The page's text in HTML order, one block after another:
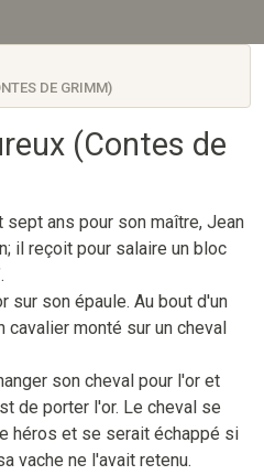
DE GRIMM)
(Contes de
ans pour son maître, Jean
il reçoit pour salaire un bloc
sur son épaule. Au bout d'un
cavalier monté sur un cheval
son cheval pour l'or et
de porter l'or. Le cheval se
héros et se serait échappé si
vache ne l'avait retenu.